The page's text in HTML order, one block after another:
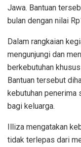
Jawa. Bantuan
bulan dengan nilai
Dalam rangkaian
mengunjungi dan
berkebutuhan
Bantuan tersebut
kebutuhan penerima
bagi keluarga.
Illiza mengatakan
tidak terlepas dari